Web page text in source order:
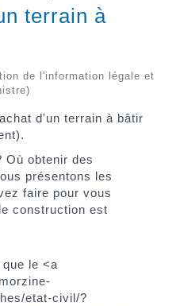
terrain à
de l'information légale et
d'un terrain à bâtir
Où obtenir des
présentons les
faire pour vous
construction est
le <a
etat-civil/?